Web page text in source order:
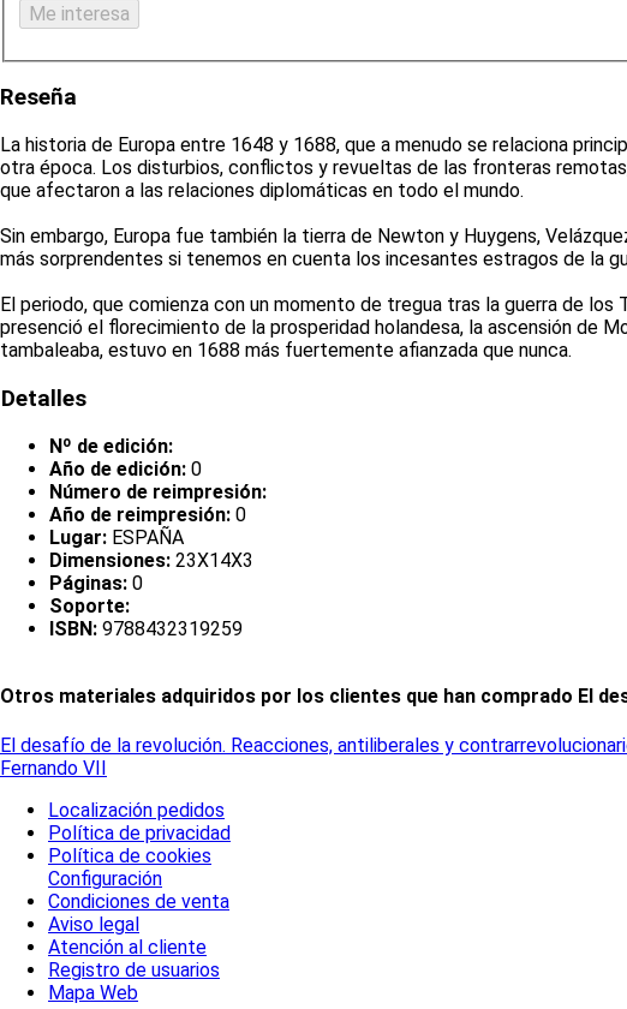
Reseña
La historia de Europa entre 1648 y 1688, que a menudo se relaciona
otra época. Los disturbios, conflictos y revueltas de las fronteras
que afectaron a las relaciones diplomáticas en todo el mundo.
Sin embargo, Europa fue también la tierra de Newton y Huygens,
más sorprendentes si tenemos en cuenta los incesantes estragos de la
El periodo, que comienza con un momento de tregua tras la guerra de
presenció el florecimiento de la prosperidad holandesa, la ascensión de
tambaleaba, estuvo en 1688 más fuertemente afianzada que nunca.
Detalles
Nº de edición:
Año de edición: 0
Número de reimpresión:
Año de reimpresión: 0
Lugar: ESPAÑA
Dimensiones: 23X14X3
Páginas: 0
Soporte:
ISBN: 9788432319259
Otros materiales adquiridos por los clientes que han comprado El
El desafío de la revolución. Reacciones, antiliberales y
Fernando VII
Localización pedidos
Política de privacidad
Política de cookies
Configuración
Condiciones de venta
Aviso legal
Atención al cliente
Registro de usuarios
Mapa Web